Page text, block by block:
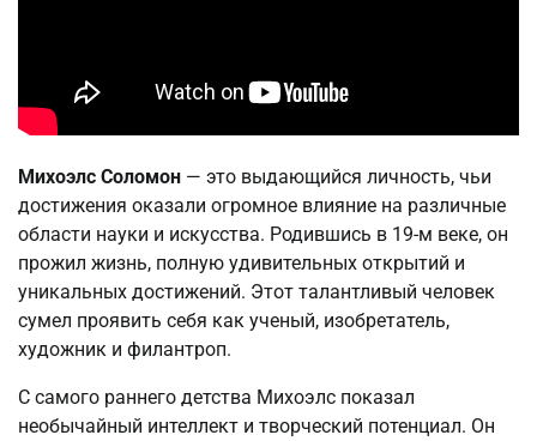
Михоэлс Соломон — это выдающийся личность, чьи
достижения оказали огромное влияние на различные
области науки и искусства. Родившись в 19-м веке, он
прожил жизнь, полную удивительных открытий и
уникальных достижений. Этот талантливый человек
сумел проявить себя как ученый, изобретатель,
художник и филантроп.
С самого раннего детства Михоэлс показал
необычайный интеллект и творческий потенциал. Он